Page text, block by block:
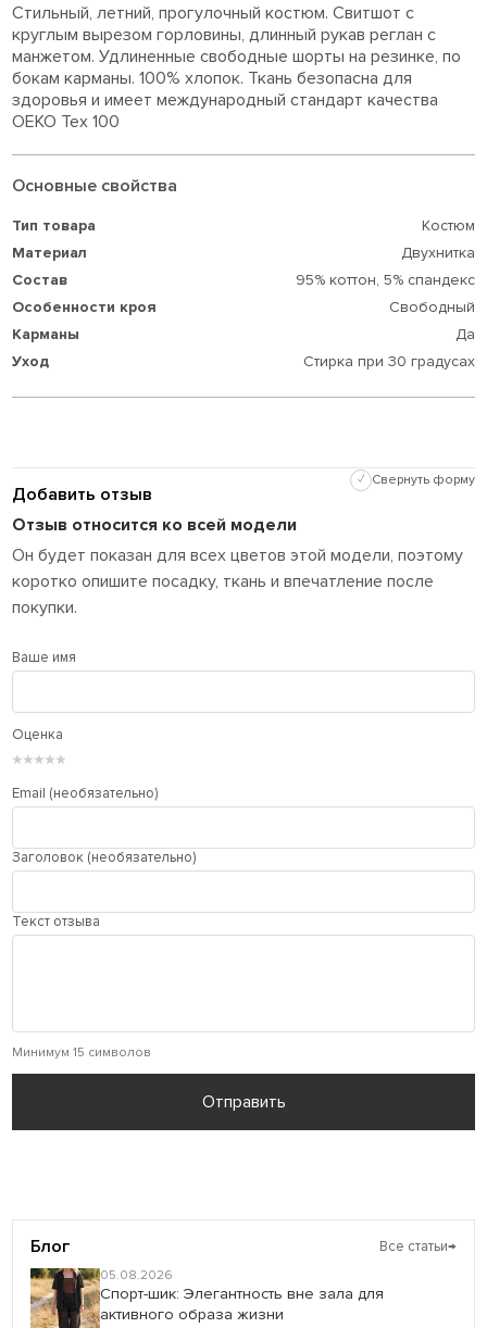
Стильный, летний, прогулочный костюм. Свитшот с
круглым вырезом горловины, длинный рукав реглан с
манжетом. Удлиненные свободные шорты на резинке, по
бокам карманы. 100% хлопок. Ткань безопасна для
здоровья и имеет международный стандарт качества
OEKO Tex 100
Основные свойства
Тип товара
Костюм
Материал
Двухнитка
Состав
95% коттон, 5% спандекс
Особенности кроя
Свободный
Карманы
Да
Уход
Стирка при 30 градусах
Добавить отзыв
✓ Свернуть форму
Отзыв относится ко всей модели
Он будет показан для всех цветов этой модели, поэтому
коротко опишите посадку, ткань и впечатление после
покупки.
Ваше имя
Оценка
★
★
★
★
★
Email (необязательно)
Заголовок (необязательно)
Текст отзыва
Минимум 15 символов
Отправить
Блог Все статьи→
05.08.2026
Спорт-шик: Элегантность вне зала для
активного образа жизни